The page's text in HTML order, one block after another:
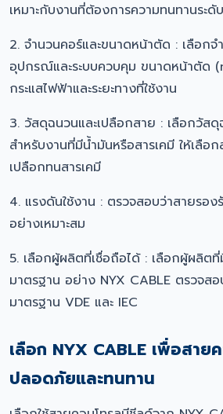
เหมาะกับงานที่ต้องการความทนทานระดั
2. จำนวนคอร์และขนาดหน้าตัด : เลือกจ
อุปกรณ์และระบบควบคุม ขนาดหน้าตัด
กระแสไฟฟ้าและระยะทางที่ใช้งาน
3. วัสดุฉนวนและเปลือกสาย : เลือกวัส
สำหรับงานที่มีน้ำมันหรือสารเคมี ให้เลือ
เปลือกทนสารเคมี
4. แรงดันใช้งาน : ตรวจสอบว่าสายรอง
อย่างเหมาะสม
5. เลือกผู้ผลิตที่เชื่อถือได้ : เลือกผู้ผลิต
มาตรฐาน อย่าง NYX CABLE ตรวจสอ
มาตรฐาน VDE และ IEC
เลือก NYX CABLE เพื่อสา
ปลอดภัยและทนทาน